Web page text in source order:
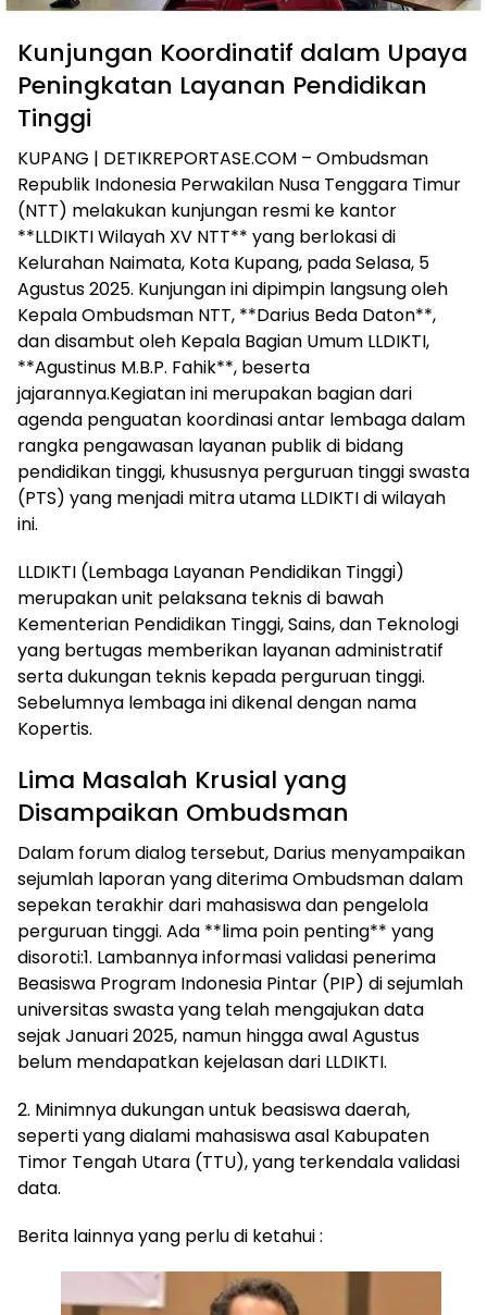
Kunjungan Koordinatif dalam Upaya
Peningkatan Layanan Pendidikan
Tinggi
KUPANG | DETIKREPORTASE.COM – Ombudsman
Republik Indonesia Perwakilan Nusa Tenggara Timur
(NTT) melakukan kunjungan resmi ke kantor
**LLDIKTI Wilayah XV NTT** yang berlokasi di
Kelurahan Naimata, Kota Kupang, pada Selasa, 5
Agustus 2025. Kunjungan ini dipimpin langsung oleh
Kepala Ombudsman NTT, **Darius Beda Daton**,
dan disambut oleh Kepala Bagian Umum LLDIKTI,
**Agustinus M.B.P. Fahik**, beserta
jajarannya.Kegiatan ini merupakan bagian dari
agenda penguatan koordinasi antar lembaga dalam
rangka pengawasan layanan publik di bidang
pendidikan tinggi, khususnya perguruan tinggi swasta
(PTS) yang menjadi mitra utama LLDIKTI di wilayah
ini.
LLDIKTI (Lembaga Layanan Pendidikan Tinggi)
merupakan unit pelaksana teknis di bawah
Kementerian Pendidikan Tinggi, Sains, dan Teknologi
yang bertugas memberikan layanan administratif
serta dukungan teknis kepada perguruan tinggi.
Sebelumnya lembaga ini dikenal dengan nama
Kopertis.
Lima Masalah Krusial yang
Disampaikan Ombudsman
Dalam forum dialog tersebut, Darius menyampaikan
sejumlah laporan yang diterima Ombudsman dalam
sepekan terakhir dari mahasiswa dan pengelola
perguruan tinggi. Ada **lima poin penting** yang
disoroti:1. Lambannya informasi validasi penerima
Beasiswa Program Indonesia Pintar (PIP) di sejumlah
universitas swasta yang telah mengajukan data
sejak Januari 2025, namun hingga awal Agustus
belum mendapatkan kejelasan dari LLDIKTI.
2. Minimnya dukungan untuk beasiswa daerah,
seperti yang dialami mahasiswa asal Kabupaten
Timor Tengah Utara (TTU), yang terkendala validasi
data.
Berita lainnya yang perlu di ketahui :